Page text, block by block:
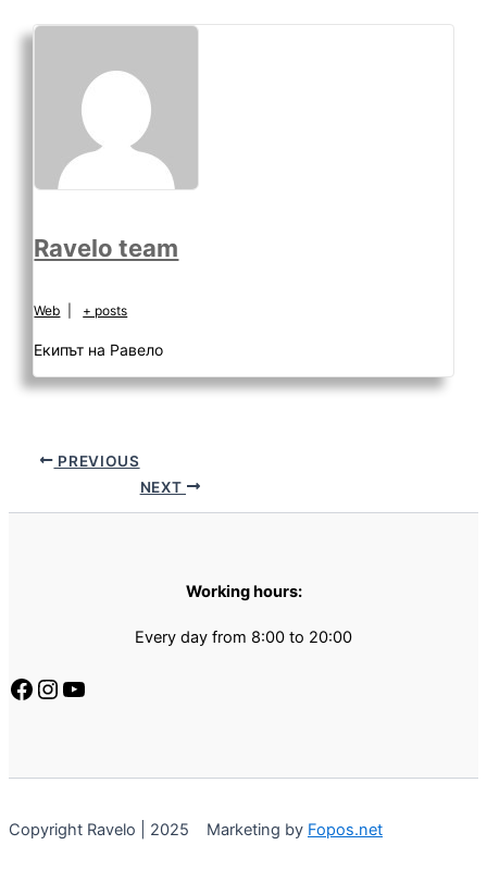
Ravelo team
Web + posts
Екипът на Равело
PREVIOUS
NEXT
Working hours:
Every day from 8:00 to 20:00
Copyright Ravelo | 2025 Marketing by Fopos.net